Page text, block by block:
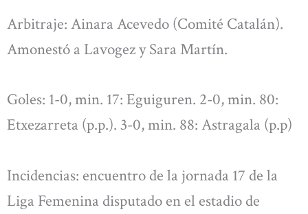
Arbitraje: Ainara Acevedo (Comité Catalán).
Amonestó a Lavogez y Sara Martín.
Goles: 1-0, min. 17: Eguiguren. 2-0, min. 80:
Etxezarreta (p.p.). 3-0, min. 88: Astragala (p.p)
Incidencias: encuentro de la jornada 17 de la
Liga Femenina disputado en el estadio de